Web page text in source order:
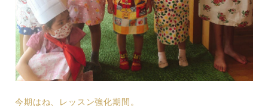
今期はね、レッスン強化期間。